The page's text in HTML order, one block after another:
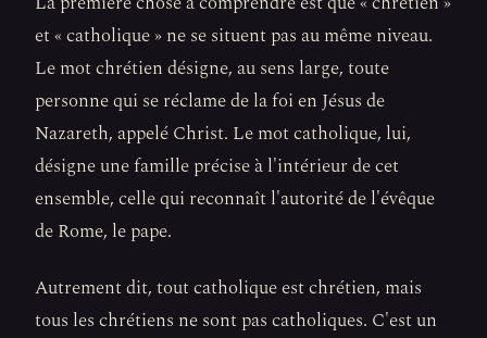
et « catholique » ne se situent pas au même niveau.
Le mot chrétien désigne, au sens large, toute
personne qui se réclame de la foi en Jésus de
Nazareth, appelé Christ. Le mot catholique, lui,
désigne une famille précise à l'intérieur de cet
ensemble, celle qui reconnaît l'autorité de l'évêque
de Rome, le pape.
Autrement dit, tout catholique est chrétien, mais
tous les chrétiens ne sont pas catholiques. C'est un